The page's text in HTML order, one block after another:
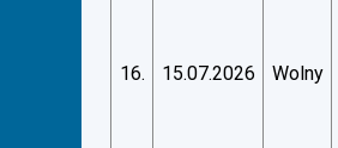
16. 15.07.2026 Wolny